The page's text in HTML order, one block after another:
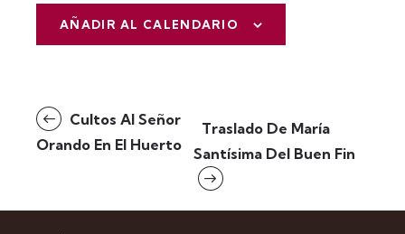
AÑADIR AL CALENDARIO
N
a
Cultos Al Señor
Orando En El Huerto
Traslado De María
Santísima Del Buen Fin